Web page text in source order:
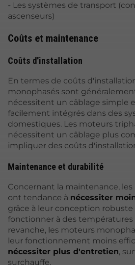
- Les systèmes de transport
ascenseurs)
Coûts et maintenance
Coûts d'installation
En termes de coûts
monophasés sont
nécessitent un câblage simple
facilement intégrés dans des
domestiques. Les moteurs
nécessitent un câblage plus
impliquer des coûts
Maintenance et durabilité
Concernant la maintenance,
ont tendance à nécessiter
grâce à leur conception
fonctionner à des températures
revanche, les moteurs
leur fonctionnement moins
nécessiter plus d'entretien,
surchauffe.